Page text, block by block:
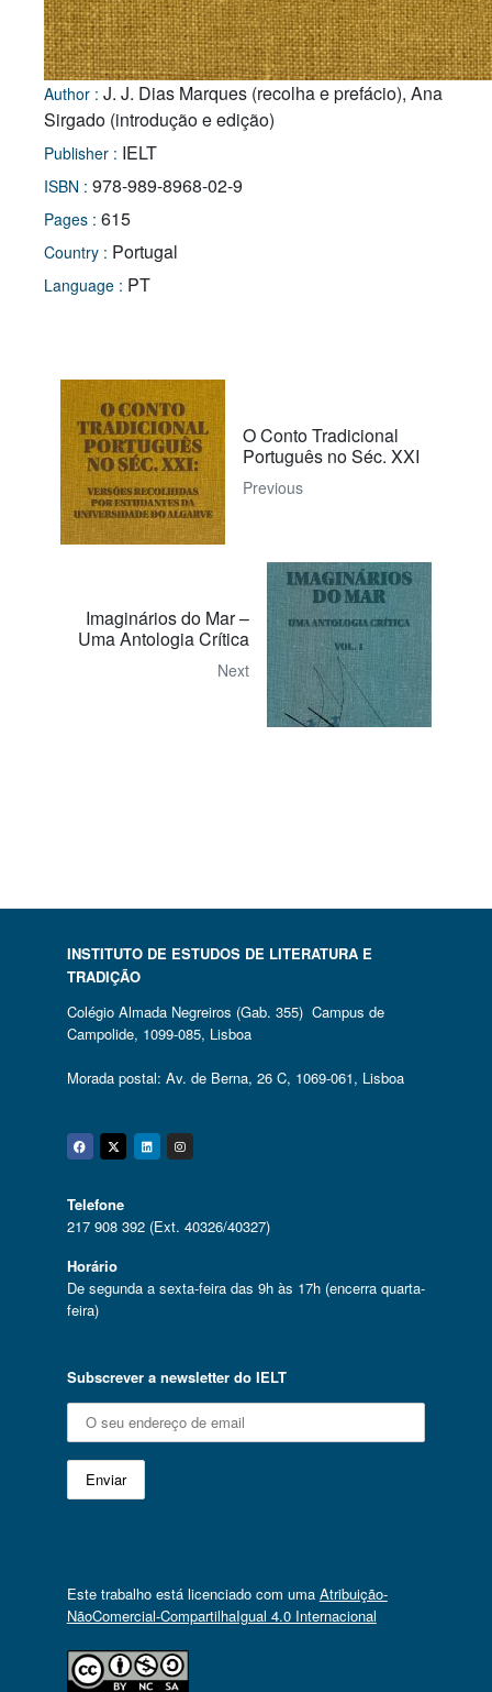
Author : J. J. Dias Marques (recolha e prefácio), Ana
Sirgado (introdução e edição)
Publisher : IELT
ISBN : 978-989-8968-02-9
Pages : 615
Country : Portugal
Language : PT
O Conto Tradicional
Português no Séc. XXI
Previous
Imaginários do Mar –
Uma Antologia Crítica
Next
INSTITUTO DE ESTUDOS DE LITERATURA E
TRADIÇÃO
Colégio Almada Negreiros (Gab. 355) Campus de
Campolide, 1099-085, Lisboa
Morada postal: Av. de Berna, 26 C, 1069-061, Lisboa
Facebook
Twitter
Linkedin
Instagram
Telefone
217 908 392 (Ext. 40326/40327)
Horário
De segunda a sexta-feira das 9h às 17h (encerra quarta-
feira)
Subscrever a newsletter do IELT
Este trabalho está licenciado com uma Atribuição-
NãoComercial-CompartilhaIgual 4.0 Internacional